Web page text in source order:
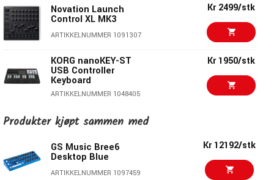
Raskstartguide
Novation Launch
Control XL MK3
ARTIKKELNUMMER 1091307
Kr 2499/stk
KORG nanoKEY-ST
USB Controller
Keyboard
ARTIKKELNUMMER 1048405
Kr 1950/stk
ARTURIA Keylab 49
Mk3 Black
ARTIKKELNUMMER 1086606
ARTURIA Keylab 49 Kr 5250/stk
Produkter kjøpt sammen med
GS Music Bree6
Desktop Blue
ARTIKKELNUMMER 1097459
Kr 12192/stk